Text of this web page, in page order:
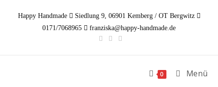
InhaltHappy Handmade
Siedlung 9, 06901 Kemberg / OT Bergwitz
0171/7068965
franziska@happy-handmade.de
0 Menü